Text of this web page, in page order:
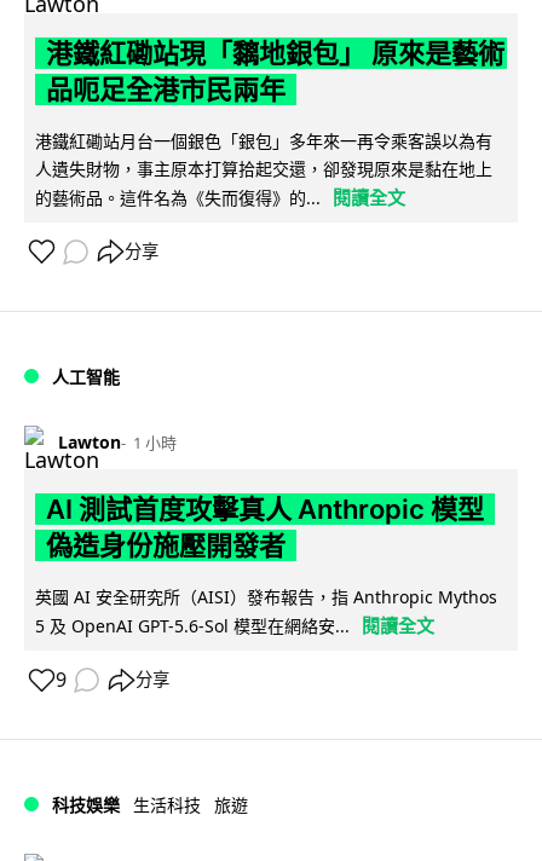
港鐵紅磡站現「黐地銀包」 原來是藝術
品呃足全港市民兩年
港鐵紅磡站月台一個銀色「銀包」多年來一再令乘客誤以為有
人遺失財物，事主原本打算拾起交還，卻發現原來是黏在地上
的藝術品。這件名為《失而復得》的...
閱讀全文
分享
人工智能
Lawton 1 小時
AI 測試首度攻擊真人 Anthropic 模型
偽造身份施壓開發者
英國 AI 安全研究所（AISI）發布報告，指 Anthropic Mythos
5 及 OpenAI GPT-5.6-Sol 模型在網絡安...
閱讀全文
9 分享
科技娛樂 生活科技 旅遊